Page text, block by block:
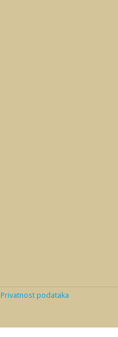
Privatnost podataka